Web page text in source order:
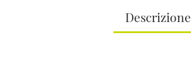
Descrizione